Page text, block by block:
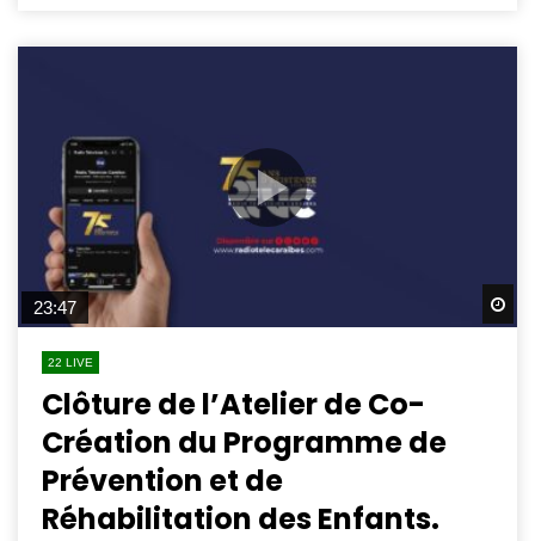
23:47
22 LIVE
Clôture de l’Atelier de Co-
Création du Programme de
Prévention et de
Réhabilitation des Enfants.